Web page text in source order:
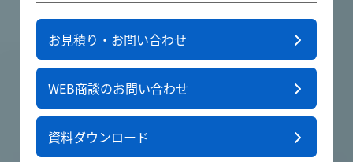
お見積り・お問い合わせ
WEB商談のお問い合わせ
資料ダウンロード